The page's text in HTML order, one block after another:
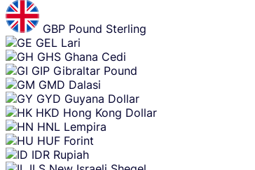
GBP Pound Sterling
GEL Lari
GHS Ghana Cedi
GIP Gibraltar Pound
GMD Dalasi
GYD Guyana Dollar
HKD Hong Kong Dollar
HNL Lempira
HUF Forint
IDR Rupiah